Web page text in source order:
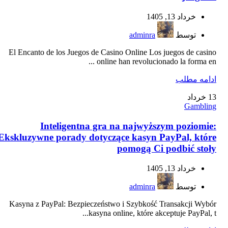
خرداد 13, 1405
توسط
adminra
El Encanto de los Juegos de Casino Online Los juegos de casino
online han revolucionado la forma en ...
ادامه مطلب
13 خرداد
Gambling
Inteligentna gra na najwyższym poziomie:
porady dotyczące kasyn PayPal, które
pomogą Ci podbić stoły
خرداد 13, 1405
توسط
adminra
Kasyna z PayPal: Bezpieczeństwo i Szybkość Transakcji Wybór
kasyna online, które akceptuje PayPal, t...